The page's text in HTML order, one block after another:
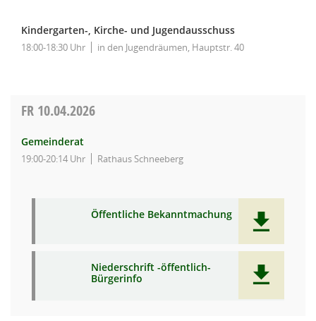
Kindergarten-, Kirche- und Jugendausschuss
18:00-18:30 Uhr in den Jugendräumen, Hauptstr. 40
FR 10.04.2026
Gemeinderat
19:00-20:14 Uhr Rathaus Schneeberg
Öffentliche Bekanntmachung
Niederschrift -öffentlich-
Bürgerinfo